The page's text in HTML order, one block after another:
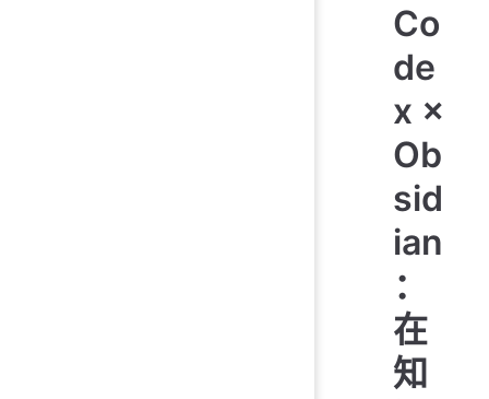
Co
de
x ×
Ob
sid
ian
：
在
知